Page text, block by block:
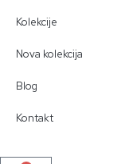
Kolekcije
Nova kolekcija
Blog
Kontakt